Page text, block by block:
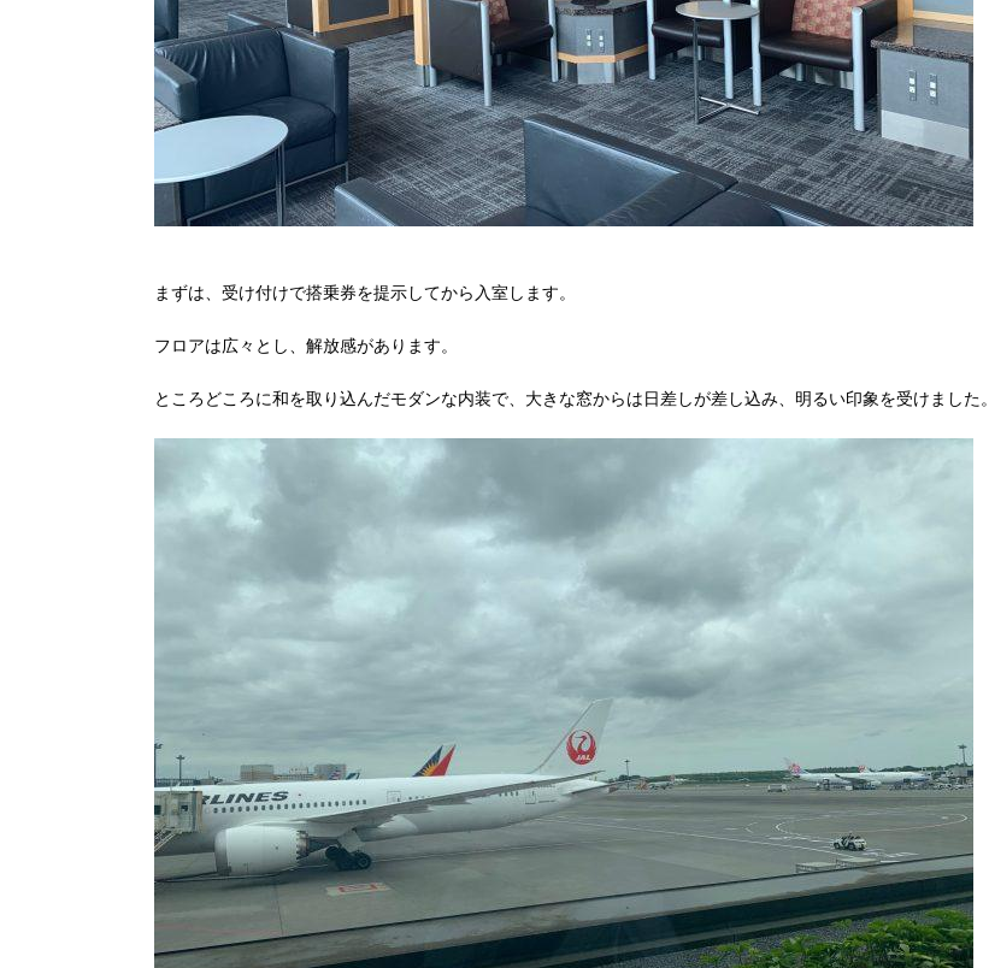
まずは、受け付けで搭乗券を提示してから入室します。
フロアは広々とし、解放感があります。
ところどころに和を取り込んだモダンな内装で、大きな窓からは日差しが差し込み、明るい印象を受けました。